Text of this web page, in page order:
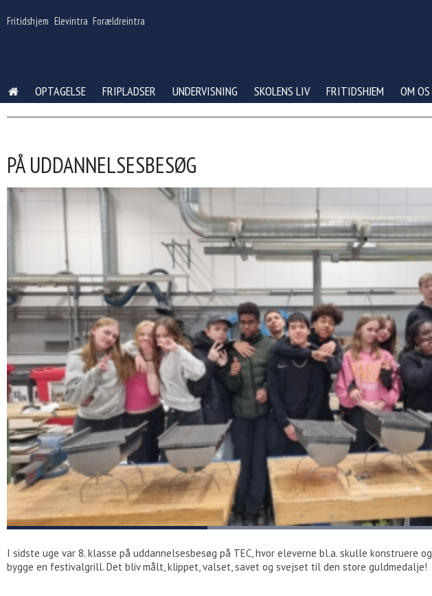
tilFritidshjem Elevintra Forældreintra
OPTAGELSE FRIPLADSER UNDERVISNING SKOLENS LIV FRITIDSHJEM OM OS
PÅ UDDANNELSESBESØG
I sidste uge var 8. klasse på uddannelsesbesøg på TEC, hvor eleverne bl.a. skulle konstruere og
bygge en festivalgrill. Det bliv målt, klippet, valset, savet og svejset til den store guldmedalje!